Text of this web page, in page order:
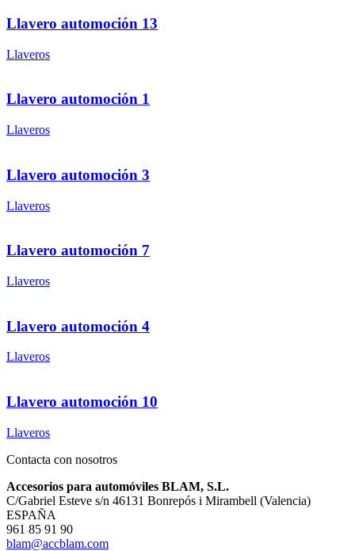
Llavero automoción 13
Llaveros
Llavero automoción 1
Llaveros
Llavero automoción 3
Llaveros
Llavero automoción 7
Llaveros
Llavero automoción 4
Llaveros
Llavero automoción 10
Llaveros
Contacta con nosotros
Accesorios para automóviles BLAM, S.L.
C/Gabriel Esteve s/n 46131 Bonrepós i Mirambell (Valencia)
ESPAÑA
961 85 91 90
blam@accblam.com